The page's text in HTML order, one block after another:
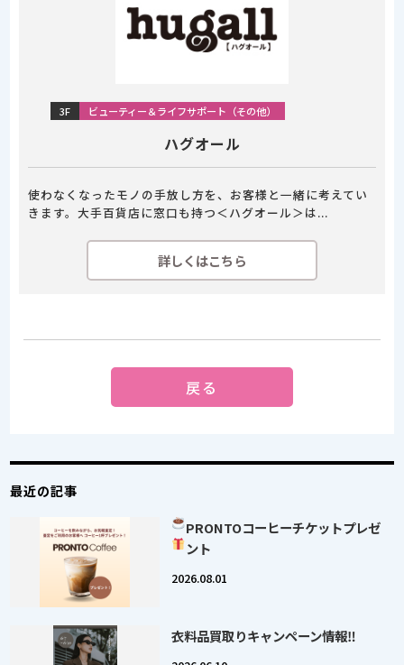
3F ビューティー＆ライフサポート（その他）
ハグオール
使わなくなったモノの手放し方を、お客様と一緒に考えてい
きます。大手百貨店に窓口も持つ＜ハグオール＞は...
詳しくはこちら
戻る
最近の記事
PRONTOコーヒーチケットプレゼ
ント
2026.08.01
衣料品買取りキャンペーン情報‼